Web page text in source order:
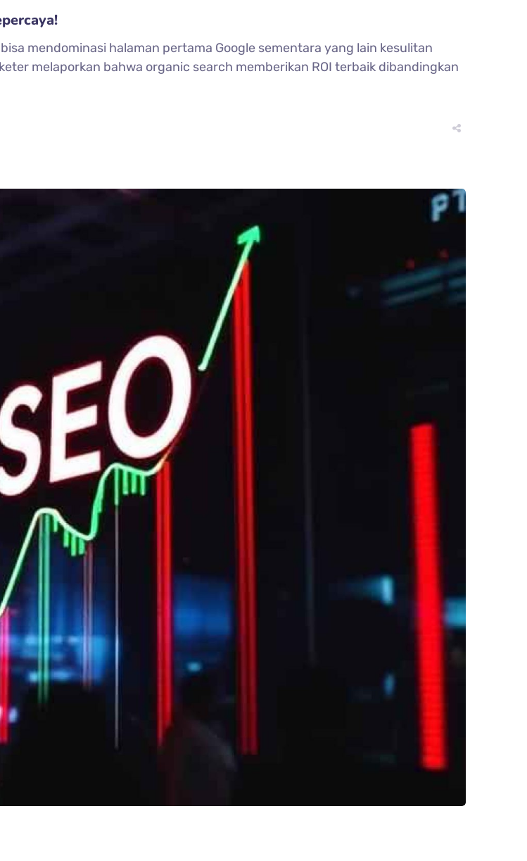
mendominasi halaman pertama Google sementara yang lain kesulitan
melaporkan bahwa organic search memberikan ROI terbaik dibandingkan